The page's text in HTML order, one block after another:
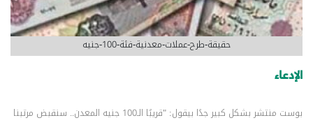
حقيقة-طرح-عملات-معدنية-فئة-100-جنيه
الإدعاء
بوست منتشر بشكل كبير جدًا بيقول: "قريبًا الـ100 جنيه المعدن.. سنقبض مرتبنا